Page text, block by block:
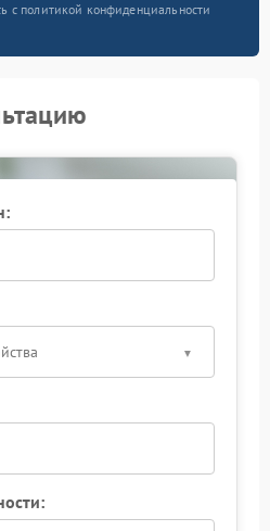
с политикой конфиденциальности